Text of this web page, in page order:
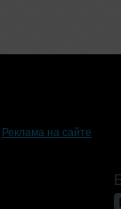
Реклама на сайте